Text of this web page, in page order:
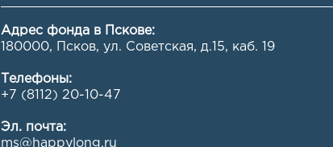
Адрес фонда в Пскове:
180000, Псков, ул. Советская, д.15, каб. 19
Телефоны:
+7 (8112) 20-10-47
Эл. почта:
ms@happylong.ru